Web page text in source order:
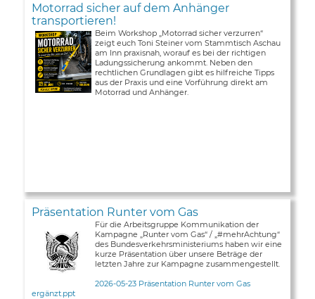
Motorrad sicher auf dem Anhänger
transportieren!
Beim Workshop „Motorrad sicher verzurren“
zeigt euch Toni Steiner vom Stammtisch Aschau
am Inn praxisnah, worauf es bei der richtigen
Ladungssicherung ankommt. Neben den
rechtlichen Grundlagen gibt es hilfreiche Tipps
aus der Praxis und eine Vorführung direkt am
Motorrad und Anhänger.
Präsentation Runter vom Gas
Für die Arbeitsgruppe Kommunikation der
Kampagne „Runter vom Gas“ / „#mehrAchtung“
des Bundesverkehrsministeriums haben wir eine
kurze Präsentation über unsere Beträge der
letzten Jahre zur Kampagne zusammengestellt.
2026-05-23 Präsentation Runter vom Gas
ergänzt.ppt